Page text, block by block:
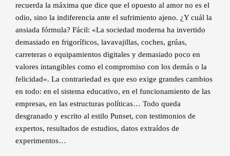
recuerda la máxima que dice que el opuesto al amor no es el
odio, sino la indiferencia ante el sufrimiento ajeno. ¿Y cuál la
ansiada fórmula? Fácil: «La sociedad moderna ha invertido
demasiado en frigoríficos, lavavajillas, coches, grúas,
carreteras o equipamientos digitales y demasiado poco en
valores intangibles como el compromiso con los demás o la
felicidad». La contrariedad es que eso exige grandes cambios
en todo: en el sistema educativo, en el funcionamiento de las
empresas, en las estructuras políticas… Todo queda
desgranado y escrito al estilo Punset, con testimonios de
expertos, resultados de estudios, datos extraídos de
experimentos…